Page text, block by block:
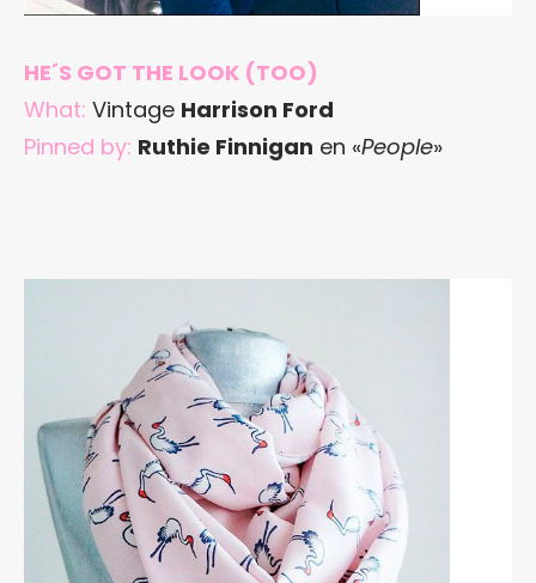
HE´S GOT THE LOOK (TOO)
What: Vintage Harrison Ford
Pinned by: Ruthie Finnigan en «People»